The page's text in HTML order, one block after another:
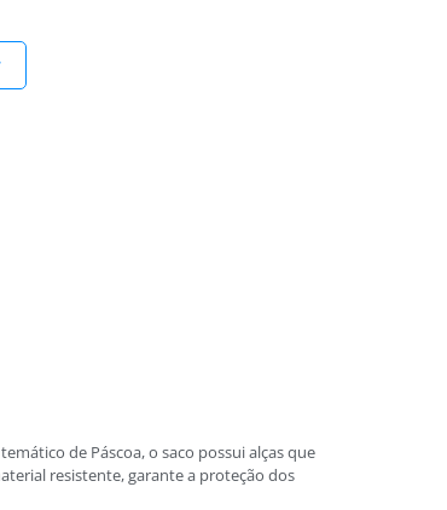
de Páscoa, o saco possui alças que
resistente, garante a proteção dos